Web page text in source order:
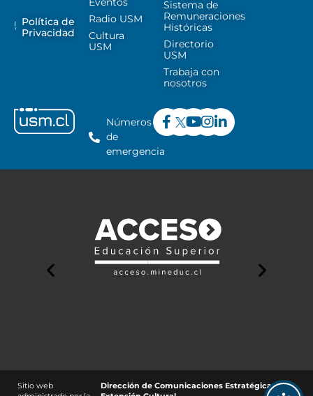
Política de
Privacidad
Radio USM
Cultura
USM
Sistema de
Remuneraciones
Históricas
Directorio
USM
Trabaja con
nosotros
Números
de
emergencia
Sitio web
Dirección de Comunicaciones Estratégicas y